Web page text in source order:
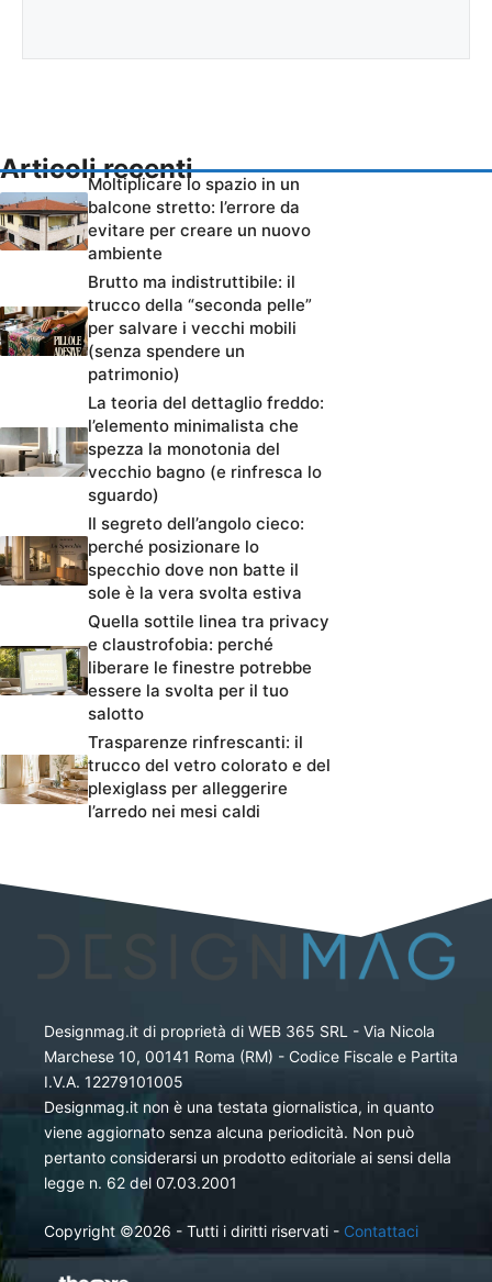
Articoli recenti
Moltiplicare lo spazio in un
balcone stretto: l’errore da
evitare per creare un nuovo
ambiente
Brutto ma indistruttibile: il
trucco della “seconda pelle”
per salvare i vecchi mobili
(senza spendere un
patrimonio)
La teoria del dettaglio freddo:
l’elemento minimalista che
spezza la monotonia del
vecchio bagno (e rinfresca lo
sguardo)
Il segreto dell’angolo cieco:
perché posizionare lo
specchio dove non batte il
sole è la vera svolta estiva
Quella sottile linea tra privacy
e claustrofobia: perché
liberare le finestre potrebbe
essere la svolta per il tuo
salotto
Trasparenze rinfrescanti: il
trucco del vetro colorato e del
plexiglass per alleggerire
l’arredo nei mesi caldi
Designmag.it di proprietà di WEB 365 SRL - Via Nicola
Marchese 10, 00141 Roma (RM) - Codice Fiscale e Partita
I.V.A. 12279101005
Designmag.it non è una testata giornalistica, in quanto
viene aggiornato senza alcuna periodicità. Non può
pertanto considerarsi un prodotto editoriale ai sensi della
legge n. 62 del 07.03.2001
Copyright ©2026 - Tutti i diritti riservati - Contattaci